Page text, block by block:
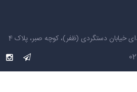
خیابان دستگردی (ظفر)، کوچه صبر، پلاک 4